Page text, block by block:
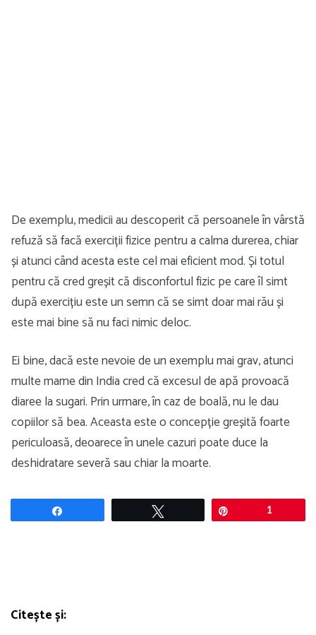
De exemplu, medicii au descoperit că persoanele în vârstă
refuză să facă exerciții fizice pentru a calma durerea, chiar
și atunci când acesta este cel mai eficient mod. Și totul
pentru că cred greșit că disconfortul fizic pe care îl simt
după exercițiu este un semn că se simt doar mai rău și
este mai bine să nu faci nimic deloc.
Ei bine, dacă este nevoie de un exemplu mai grav, atunci
multe mame din India cred că excesul de apă provoacă
diaree la sugari. Prin urmare, în caz de boală, nu le dau
copiilor să bea. Aceasta este o concepție greșită foarte
periculoasă, deoarece în unele cazuri poate duce la
deshidratare severă sau chiar la moarte.
1
Citește și: